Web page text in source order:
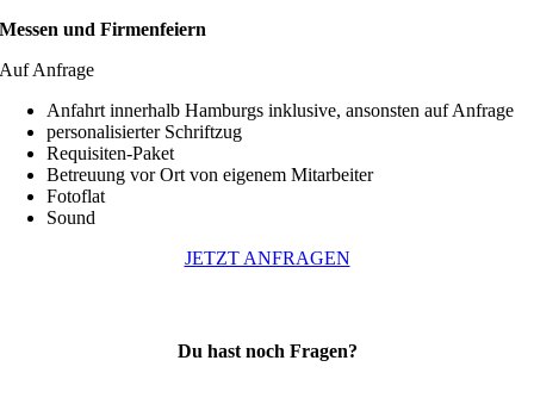
Messen und Firmenfeiern
Auf Anfrage
Anfahrt innerhalb Hamburgs inklusive, ansonsten auf Anfrage
personalisierter Schriftzug
Requisiten-Paket
Betreuung vor Ort von eigenem Mitarbeiter
Fotoflat
Sound
JETZT ANFRAGEN
Du hast noch Fragen?